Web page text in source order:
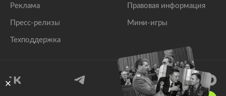
Реклама
Пресс-релизы
Техподдержка
Правовая информация
Мини-игры